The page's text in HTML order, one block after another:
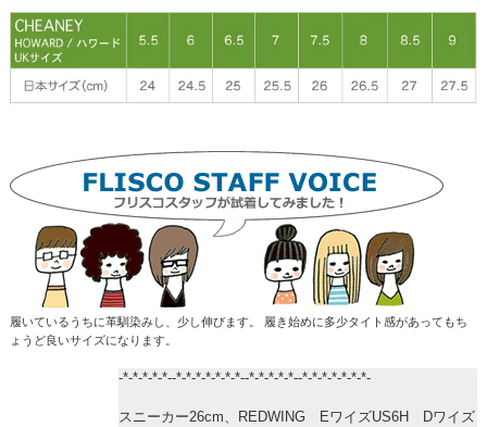
履いているうちに革馴染みし、少し伸びます。 履き始めに多少タイト感があってもち
ょうど良いサイズになります。
-*-*-*-*-*--*-*-*-*-*-*-*--*-*-*-*-*--*-*-*-*-*-*-*-
スニーカー26cm、REDWING EワイズUS6H Dワイズ